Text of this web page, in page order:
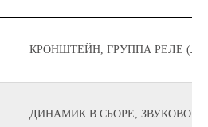
КРОНШТЕЙН, ГРУППА РЕЛЕ
ДИНАМИК В СБОРЕ, ЗВУКОВОЙ